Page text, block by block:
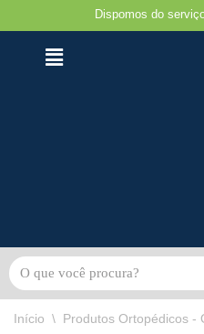
Avançar
Dispomos do serviço de
Início \ Produtos Ortopédicos -